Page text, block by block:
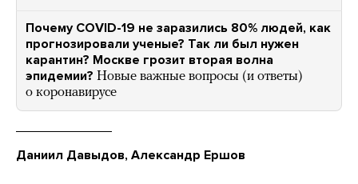
Почему COVID-19 не заразились 80% людей, как
прогнозировали ученые? Так ли был нужен
карантин? Москве грозит вторая волна
эпидемии? Новые важные вопросы (и ответы)
о коронавирусе
Даниил Давыдов, Александр Ершов